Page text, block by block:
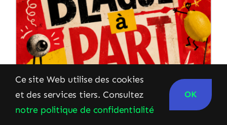
BLAGUE À PART
Ce site Web utilise des cookies
et des services tiers. Consultez
notre politique de confidentialité
OK